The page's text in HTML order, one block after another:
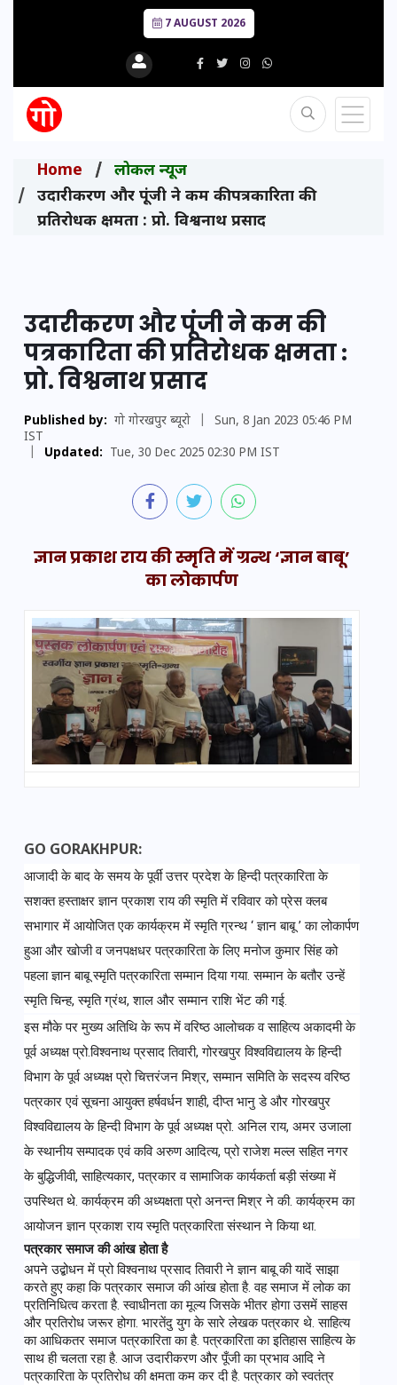
7 AUGUST 2026
Home
लोकल न्यूज
उदारीकरण और पूंजी ने कम की पत्रकारिता की
प्रतिरोधक क्षमता : प्रो. विश्वनाथ प्रसाद
उदारीकरण और पूंजी ने कम की
पत्रकारिता की प्रतिरोधक क्षमता :
प्रो. विश्वनाथ प्रसाद
Published by: गो गोरखपुर ब्यूरो
Sun, 8 Jan 2023 05:46 PM
IST
Updated: Tue, 30 Dec 2025 02:30 PM IST
ज्ञान प्रकाश राय की स्मृति में ग्रन्थ ‘ज्ञान बाबू’
का लोकार्पण
GO GORAKHPUR:
आजादी के बाद के समय के पूर्वी उत्तर प्रदेश के हिन्दी पत्रकारिता के
सशक्त हस्ताक्षर ज्ञान प्रकाश राय की स्मृति में रविवार को प्रेस क्लब
सभागार में आयोजित एक कार्यक्रम में स्मृति ग्रन्थ ‘ ज्ञान बाबू ’ का लोकार्पण
हुआ और खोजी व जनपक्षधर पत्रकारिता के लिए मनोज कुमार सिंह को
पहला ज्ञान बाबू स्मृति पत्रकारिता सम्मान दिया गया. सम्मान के बतौर उन्हें
स्मृति चिन्ह, स्मृति ग्रंथ, शाल और सम्मान राशि भेंट की गई.
इस मौके पर मुख्य अतिथि के रूप में वरिष्ठ आलोचक व साहित्य अकादमी के
पूर्व अध्यक्ष प्रो.विश्वनाथ प्रसाद तिवारी, गोरखपुर विश्वविद्यालय के हिन्दी
विभाग के पूर्व अध्यक्ष प्रो चित्तरंजन मिश्र, सम्मान समिति के सदस्य वरिष्ठ
पत्रकार एवं सूचना आयुक्त हर्षवर्धन शाही, दीप्त भानु डे और गोरखपुर
विश्वविद्यालय के हिन्दी विभाग के पूर्व अध्यक्ष प्रो. अनिल राय, अमर उजाला
के स्थानीय सम्पादक एवं कवि अरुण आदित्य, प्रो राजेश मल्ल सहित नगर
के बुद्धिजीवी, साहित्यकार, पत्रकार व सामाजिक कार्यकर्ता बड़ी संख्या में
उपस्थित थे. कार्यक्रम की अध्यक्षता प्रो अनन्त मिश्र ने की. कार्यक्रम का
आयोजन ज्ञान प्रकाश राय स्मृति पत्रकारिता संस्थान ने किया था.
पत्रकार समाज की आंख होता है
अपने उद्बोधन में प्रो विश्वनाथ प्रसाद तिवारी ने ज्ञान बाबू की यादें साझा
करते हुए कहा कि पत्रकार समाज की आंख होता है. वह समाज में लोक का
प्रतिनिधित्व करता है. स्वाधीनता का मूल्य जिसके भीतर होगा उसमें साहस
और प्रतिरोध जरूर होगा. भारतेंदु युग के सारे लेखक पत्रकार थे. साहित्य
का आधिकतर समाज पत्रकारिता का है. पत्रकारिता का इतिहास साहित्य के
साथ ही चलता रहा है. आज उदारीकरण और पूँजी का प्रभाव आदि ने
पत्रकारिता के प्रतिरोध की क्षमता कम कर दी है. पत्रकार को स्वतंत्र